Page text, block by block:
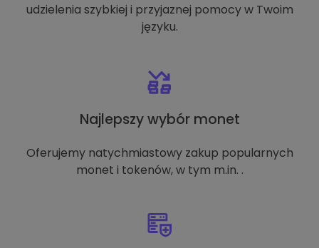
udzielenia szybkiej i przyjaznej pomocy w Twoim
języku.
Najlepszy wybór monet
Oferujemy natychmiastowy zakup popularnych
monet i tokenów, w tym m.in. .